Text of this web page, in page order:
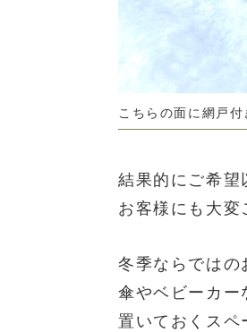
こちらの面に網戸付
結果的にご希望
お客様にも大変
冬季ならではの
傘やベビーカー
置いておくスペ